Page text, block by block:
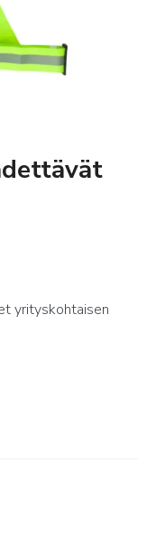
yrityskohtaisen